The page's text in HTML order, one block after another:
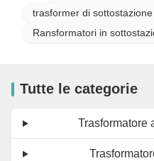
trasformer di
Ransformatori in
Tutte le categorie
Trasformatore